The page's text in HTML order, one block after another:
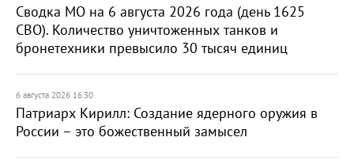
Сводка МО на 6 августа 2026 года (день 1625
СВО). Количество уничтоженных танков и
бронетехники превысило 30 тысяч единиц
6 августа 2026 16:30
Патриарх Кирилл: Создание ядерного оружия в
России – это божественный замысел